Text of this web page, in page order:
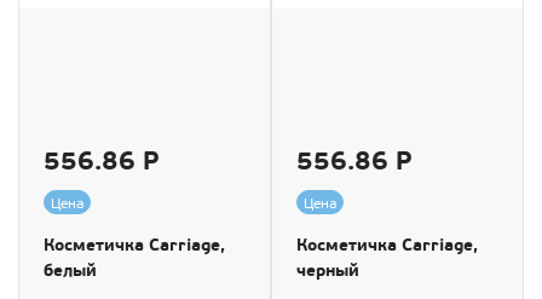
556.86 Р
Цена
Косметичка Carriage,
белый
556.86 Р
Цена
Косметичка Carriage,
черный